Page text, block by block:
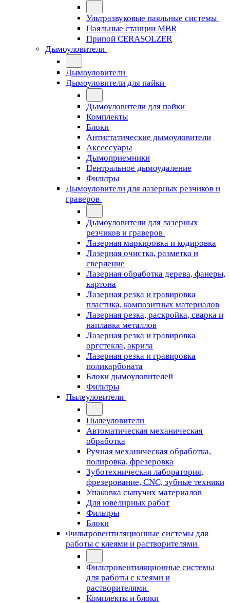
Ультразвуковые паяльные системы
Паяльные станции MBR
Припой CERASOLZER
Дымоуловители
Дымоуловители
Дымоуловители для пайки
Дымоуловители для пайки
Комплекты
Блоки
Антистатические дымоуловители
Аксессуары
Дымоприемники
Центральное дымоудаление
Фильтры
Дымоуловители для лазерных резчиков и
граверов
Дымоуловители для лазерных
резчиков и граверов
Лазерная маркировка и кодировка
Лазерная очистка, разметка и
сверление
Лазерная обработка дерева, фанеры,
картона
Лазерная резка и гравировка
пластика, композитных материалов
Лазерная резка, раскройка, сварка и
наплавка металлов
Лазерная резка и гравировка
оргстекла, акрила
Лазерная резка и гравировка
поликарбоната
Блоки дымоуловителей
Фильтры
Пылеуловители
Пылеуловители
Автоматическая механическая
обработка
Ручная механическая обработка,
полировка, фрезеровка
Зуботехническая лаборатория,
фрезерование, CNC, зубные техники
Упаковка сыпучих материалов
Для ювелирных работ
Фильтры
Блоки
Фильтровентиляционные системы для
работы с клеями и растворителями
Фильтровентиляционные системы
для работы с клеями и
растворителями
Комплекты и блоки